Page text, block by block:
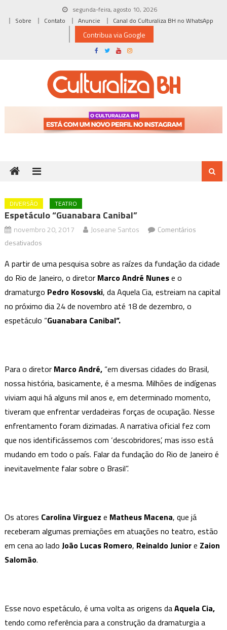
segunda-feira, agosto 10, 2026
Sobre
Contato Anuncie Canal do Culturaliza BH no WhatsApp
Contribua via Google
DIVERSÃO TEATRO
Espetáculo “Guanabara Canibal”
novembro 20, 2017 Joseane Santos
Comentários
desativadosem
“Guanabara
Canibal”
A partir de uma pesquisa sobre as raízes da fundação da cidade
do Rio de Janeiro, o diretor Marco André Nunese o
dramaturgo Pedro Kosovski, da Aquela Cia, estreiam na capital
no próximo dia 24 de novembro até 18 de dezembro, o
espetáculo “Guanabara Canibal”.
Para o diretorMarco André, “em diversas cidades do Brasil,
nossa história, basicamente, é a mesma. Milhões de indígenas
viviam aqui há alguns mil anos e, em determinado momento,
tiveram que enfrentar verdadeiras forças de ocupação. Nesse
enfrentamento foram dizimadas. A narrativa oficial fez com
que nos identificássemos com ‘descobridores’, mas isso está
mudando em todo o país. Falar da fundação do Rio de Janeiro é
inevitavelmente falar sobre o Brasil”.
Os atores Carolina Virguez e Matheus Macena, que já
receberam algumas premiações em atuações no teatro, estão
em cena ao lado João Lucas Romero, ReinaldoJuniore Zaion
Salomão.
Esse novo espetáculo, é uma volta as origens daAquela Cia,
tendo como referência para a construção da dramaturgia a